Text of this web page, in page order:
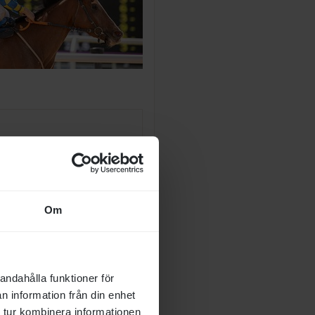
Om
funktioner för
information från din enhet
kombinera informationen
Förtur gäller ej.
Prissumma (bonus)
27 500